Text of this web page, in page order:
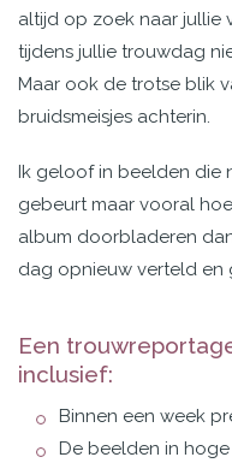
altijd op zoek naar jullie
tijdens jullie trouwdag
Maar ook de trotse blik
bruidsmeisjes achterin.
Ik geloof in beelden die
gebeurt maar vooral
album doorbladeren
dag opnieuw verteld en
Een
inclusief:
Binnen een week
De beelden in